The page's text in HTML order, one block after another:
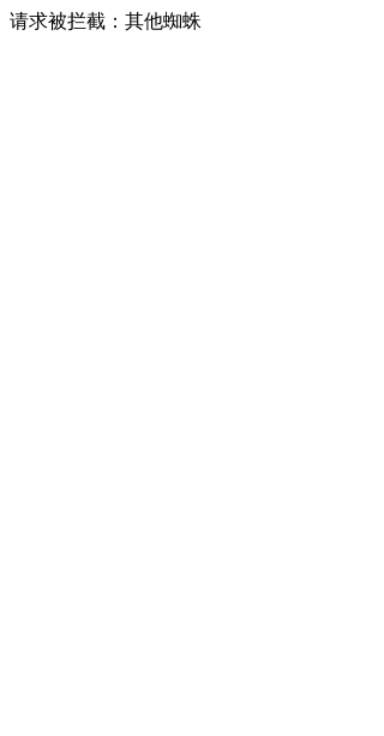
请求被拦截：其他蜘蛛